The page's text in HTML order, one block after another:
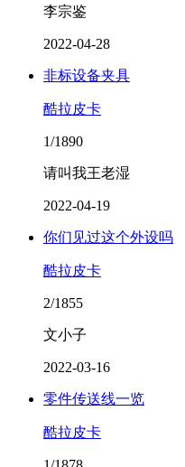
李宗鉴
2022-04-28
非标设备夹具
酷拉皮卡
1/1890
请叫我王老湿
2022-04-19
你们见过这个外设吗
酷拉皮卡
2/1855
文小子
2022-03-16
零件传送线一览
酷拉皮卡